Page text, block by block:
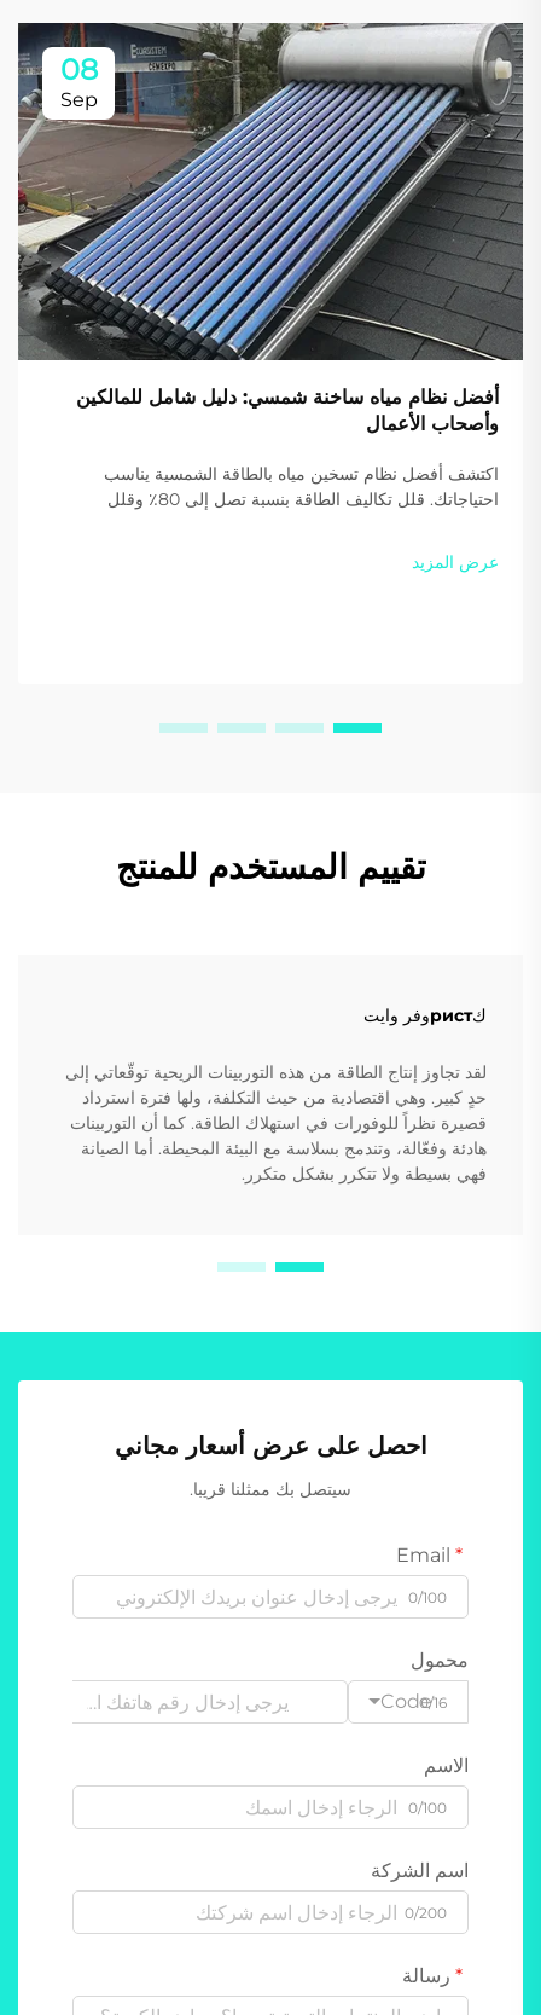
08
Sep
أفضل نظام مياه ساخنة شمسي: دليل شامل للمالكين
وأصحاب الأعمال
اكتشف أفضل نظام تسخين مياه بالطاقة الشمسية يناسب
احتياجاتك. قلل تكاليف الطاقة بنسبة تصل إلى 80٪ وقلل
عرض سعر مخصص اليوم.
عرض المزيد
تقييم المستخدم للمنتج
كристوفر وايت
لقد تجاوز إنتاج الطاقة من هذه التوربينات الريحية توقّعاتي إلى
حدٍ كبير. وهي اقتصادية من حيث التكلفة، ولها فترة استرداد
قصيرة نظراً للوفورات في استهلاك الطاقة. كما أن التوربينات
هادئة وفعّالة، وتندمج بسلاسة مع البيئة المحيطة. أما الصيانة
فهي بسيطة ولا تتكرر بشكل متكرر.
احصل على عرض أسعار مجاني
سيتصل بك ممثلنا قريبا.
0/100
محمول
Code0/16
الاسم
0/100
اسم الشركة
0/200
رسالة